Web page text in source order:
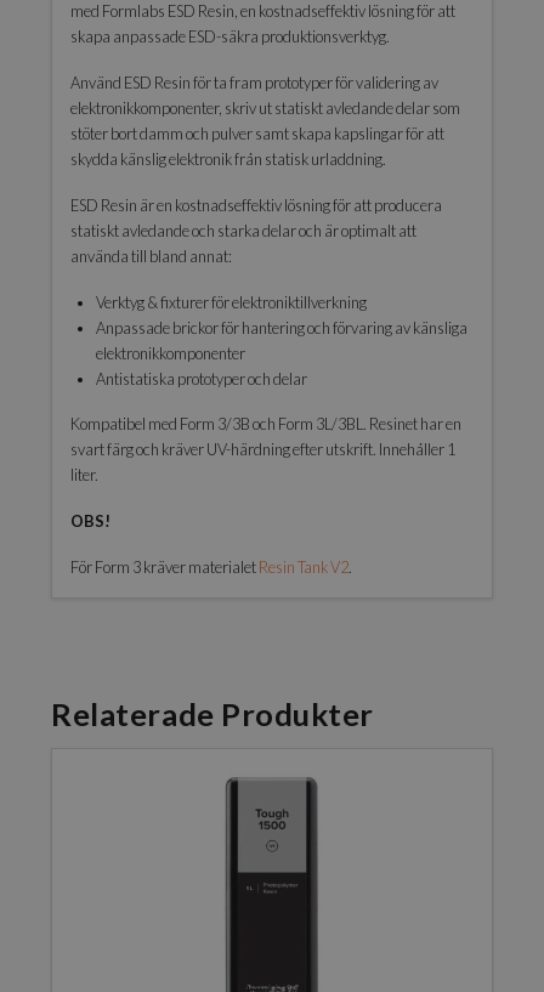
med Formlabs ESD Resin, en kostnadseffektiv lösning för att
skapa anpassade ESD-säkra produktionsverktyg.
Använd ESD Resin för ta fram prototyper för validering av
elektronikkomponenter, skriv ut statiskt avledande delar som
stöter bort damm och pulver samt skapa kapslingar för att
skydda känslig elektronik från statisk urladdning.
ESD Resin är en kostnadseffektiv lösning för att producera
statiskt avledande och starka delar och är optimalt att
använda till bland annat:
Verktyg & fixturer för elektroniktillverkning
Anpassade brickor för hantering och förvaring av känsliga
elektronikkomponenter
Antistatiska prototyper och delar
Kompatibel med Form 3/3B och Form 3L/3BL. Resinet har en
svart färg och kräver UV-härdning efter utskrift. Innehåller 1
liter.
OBS!
För Form 3 kräver materialetResin Tank V2.
Relaterade Produkter